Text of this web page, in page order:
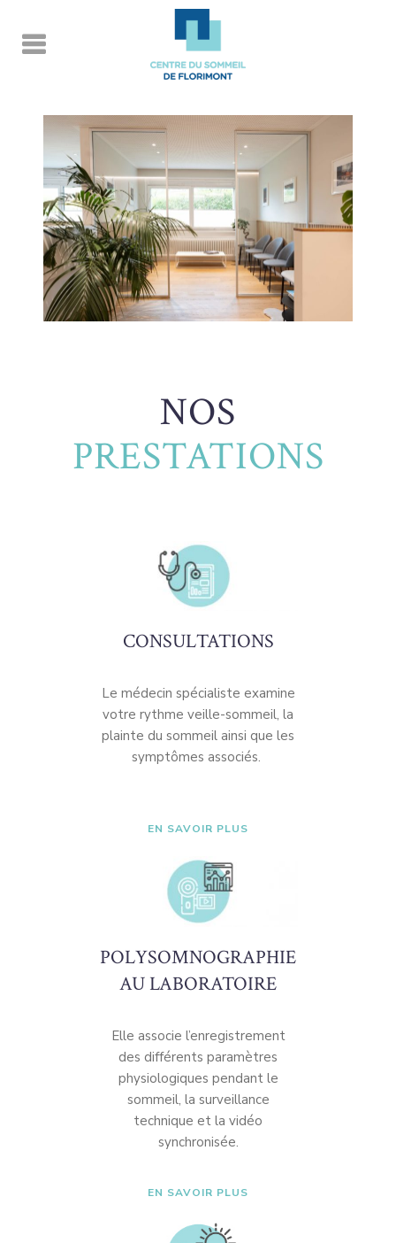
NOS
PRESTATIONS
CONSULTATIONS
Le médecin spécialiste examine
votre rythme veille-sommeil, la
plainte du sommeil ainsi que les
symptômes associés.
EN SAVOIR PLUS
POLYSOMNOGRAPHIE
AU LABORATOIRE
Elle associe l’enregistrement
des différents paramètres
physiologiques pendant le
sommeil, la surveillance
technique et la vidéo
synchronisée.
EN SAVOIR PLUS